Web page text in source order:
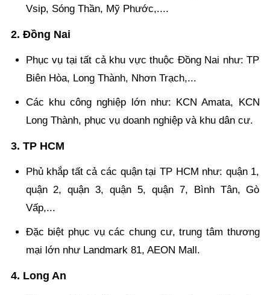
Vsip, Sóng Thần, Mỹ Phước,....
2. Đồng Nai
Phục vụ tại tất cả khu vực thuộc Đồng Nai như: TP
Biên Hòa, Long Thành, Nhơn Trạch,...
Các khu công nghiệp lớn như: KCN Amata, KCN
Long Thành, phục vụ doanh nghiệp và khu dân cư.
3. TP HCM
Phủ khắp tất cả các quận tại TP HCM như: quận 1,
quận 2, quận 3, quận 5, quận 7, Bình Tân, Gò
Vấp,...
Đặc biệt phục vụ các chung cư, trung tâm thương
mại lớn như Landmark 81, AEON Mall.
4. Long An